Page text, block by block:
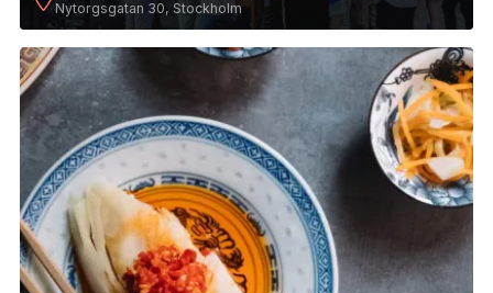
Nytorgsgatan 30, Stockholm
22